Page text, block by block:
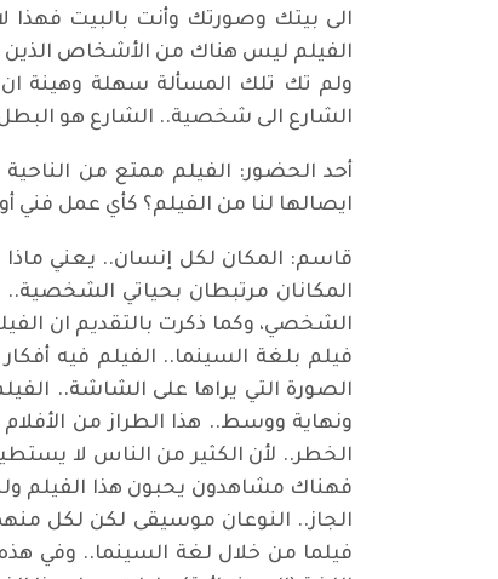
الى بيتك وصورتك وأنت بالبيت
الفيلم ليس هناك من الأشخاص الذين
ولم تك تلك المسألة سهلة وهينة
الشارع الى شخصية.. الشارع هو البطل
أحد الحضور: الفيلم ممتع من
ايصالها لنا من الفيلم؟ كأي عمل فني
قاسم: المكان لكل إنسان.. يعني ماذا
المكانان مرتبطان بحياتي الشخصية..
الشخصي، وكما ذكرت بالتقديم ان
فيلم بلغة السينما.. الفيلم فيه
الصورة التي يراها على الشاشة..
ونهاية ووسط.. هذا الطراز من
الخطر.. لأن الكثير من الناس لا
فهناك مشاهدون يحبون هذا الفيلم
الجاز.. النوعان موسيقى لكن لكل
فيلما من خلال لغة السينما.. وفي هذه